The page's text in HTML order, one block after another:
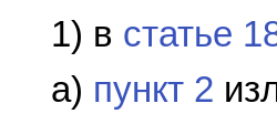
1) в статье
а) пункт 2